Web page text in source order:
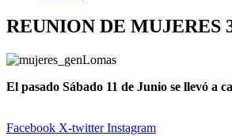
REUNION DE MUJERES
El pasado Sábado 11 de Junio se llevó a
Facebook X-twitter Instagram